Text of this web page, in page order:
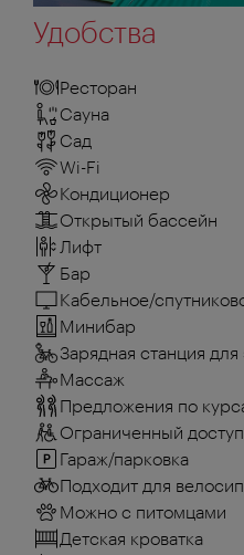
Удобства
Ресторан
Сауна
Сад
Wi-Fi
Кондиционер
Открытый бассейн
Лифт
Бар
Кабельное/
Минибар
Зарядная станция
Массаж
Предложения по
Ограниченный
Гараж/парковка
Подходит для
Можно с питомцами
Детская кроватка